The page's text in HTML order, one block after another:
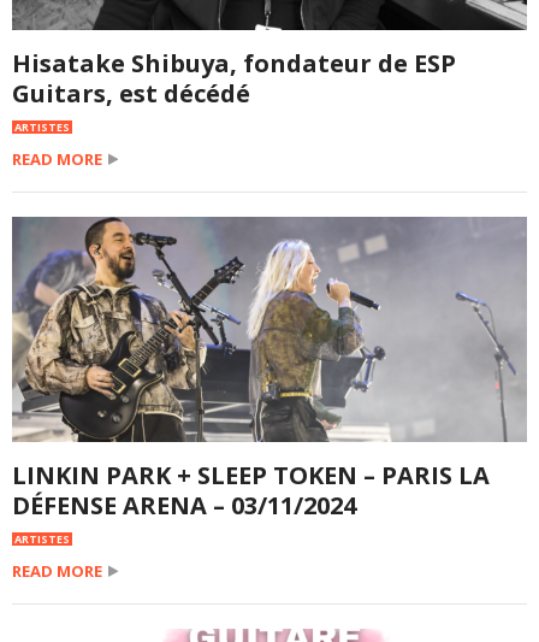
Hisatake Shibuya, fondateur de ESP
Guitars, est décédé
ARTISTES
READ MORE
LINKIN PARK + SLEEP TOKEN – PARIS LA
DÉFENSE ARENA – 03/11/2024
ARTISTES
READ MORE